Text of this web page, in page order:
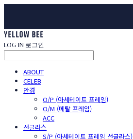
LOG IN 로그인
ABOUT
CELEB
안경
O/P (아세테이트 프레임)
O/M (메탈 프레임)
ACC
선글라스
S/P (아세테이트 프레임 선글라스)